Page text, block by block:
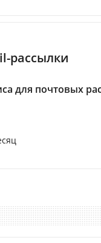
рассылки
для почтовых